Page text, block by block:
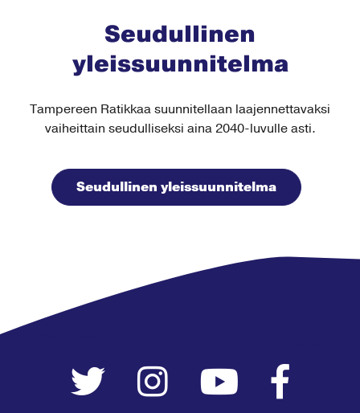
Seudullinen
yleissuunnitelma
Tampereen Ratikkaa suunnitellaan laajennettavaksi
vaiheittain seudulliseksi aina 2040-luvulle asti.
Seudullinen yleissuunnitelma